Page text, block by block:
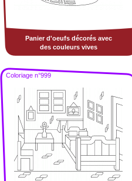
Panier d'oeufs décorés avec
des couleurs vives
Coloriage n°999